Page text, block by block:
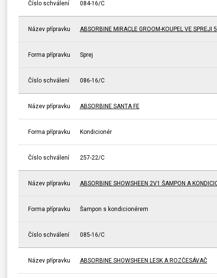
Číslo schválení 084-16/C
Název přípravku ABSORBINE MIRACLE GROOM-KOUPEL VE SPREJI
Forma přípravku Sprej
Číslo schválení 086-16/C
Název přípravku ABSORBINE SANTA FE
Forma přípravku Kondicionér
Číslo schválení 257-22/C
Název přípravku ABSORBINE SHOWSHEEN 2V1 ŠAMPON A
Forma přípravku Šampon s kondicionérem
Číslo schválení 085-16/C
Název přípravku ABSORBINE SHOWSHEEN LESK A ROZČESÁVAČ